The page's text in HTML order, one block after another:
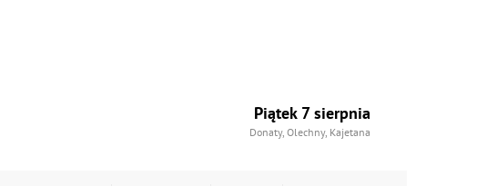
Piątek 7 sierpnia
Donaty, Olechny, Kajetana